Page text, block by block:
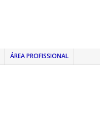
ÁREA PROFISSIONAL